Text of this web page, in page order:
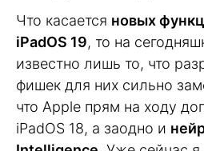
Что касается новых
iPadOS 19, то на
известно лишь то, что
фишек для них сильно
что Apple прям на ходу
iPadOS 18, а заодно и